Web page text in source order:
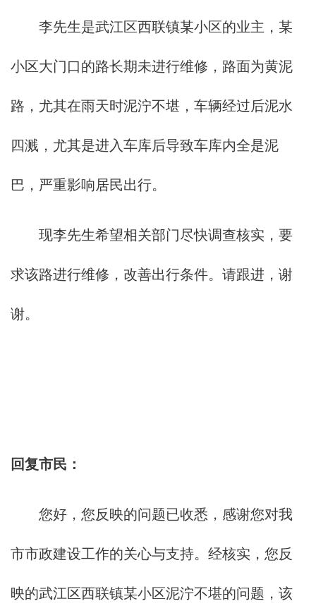
李先生是武江区西联镇某小区的业主，某
小区大门口的路长期未进行维修，路面为黄泥
路，尤其在雨天时泥泞不堪，车辆经过后泥水
四溅，尤其是进入车库后导致车库内全是泥
巴，严重影响居民出行。
现李先生希望相关部门尽快调查核实，要
求该路进行维修，改善出行条件。请跟进，谢
谢。
回复市民：
您好，您反映的问题已收悉，感谢您对我
市市政建设工作的关心与支持。经核实，您反
映的武江区西联镇某小区泥泞不堪的问题，该